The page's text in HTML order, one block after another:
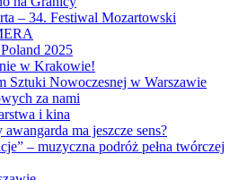
– 34. Festiwal Mozartowski
2025
w Krakowie!
Sztuki Nowoczesnej w Warszawie
za nami
i kina
ma jeszcze sens?
– muzyczna podróż pełna twórczej